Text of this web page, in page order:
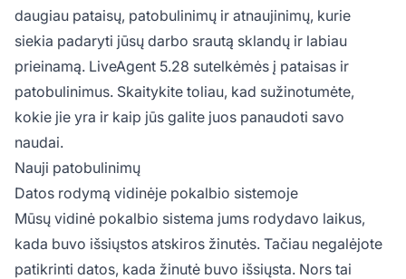
daugiau pataisų, patobulinimų ir atnaujinimų, kurie
siekia padaryti jūsų darbo srautą sklandų ir labiau
prieinamą. LiveAgent 5.28 sutelkėmės į pataisas ir
patobulinimus. Skaitykite toliau, kad sužinotumėte,
kokie jie yra ir kaip jūs galite juos panaudoti savo
naudai.
Nauji patobulinimų
Datos rodymą vidinėje pokalbio sistemoje
Mūsų vidinė pokalbio sistema jums rodydavo laikus,
kada buvo išsiųstos atskiros žinutės. Tačiau negalėjote
patikrinti datos, kada žinutė buvo išsiųsta. Nors tai